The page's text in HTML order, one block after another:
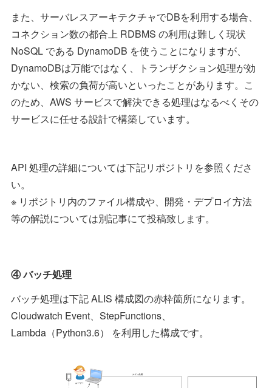
また、サーバレスアーキテクチャでDBを利用する場合、
コネクション数の都合上 RDBMS の利用は難しく現状
NoSQL である DynamoDB を使うことになりますが、
DynamoDBは万能ではなく、トランザクション処理が効
かない、検索の負荷が高いといったことがあります。こ
のため、AWS サービスで解決できる処理はなるべくその
サービスに任せる設計で構築しています。
API 処理の詳細については下記リポジトリを参照くださ
い。
※ リポジトリ内のファイル構成や、開発・デプロイ方法
等の解説については別記事にて投稿致します。
④ バッチ処理
バッチ処理は下記 ALIS 構成図の赤枠箇所になります。
Cloudwatch Event、StepFunctions、
Lambda（Python3.6） を利用した構成です。